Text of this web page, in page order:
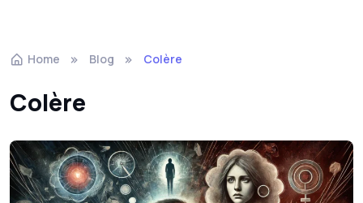
Home Blog Colère
Colère